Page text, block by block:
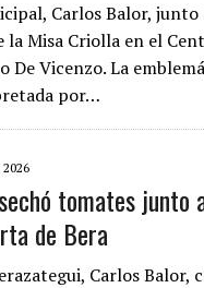
Carlos Balor, junto
la Misa Criolla en el
De Vicenzo. La
por…
2026
tomates junto
de Bera
Carlos Balor,